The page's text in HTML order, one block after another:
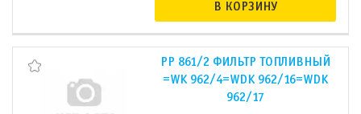
В КОРЗИНУ
PP 861/2 ФИЛЬТР ТОПЛИВНЫЙ
=WK 962/4=WDK 962/16=WDK
962/17